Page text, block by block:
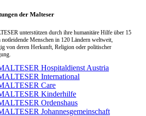
der Malteser
unterstützen durch ihre humanitäre Hilfe über 15
Menschen in 120 Ländern weltweit,
von deren Herkunft, Religion oder politischer
Hospitaldienst Austria
International
Care
Kinderhilfe
Ordenshaus
Johannesgemeinschaft